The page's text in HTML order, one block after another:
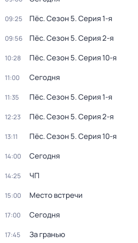
09:25 Пёс. Сезон 5. Серия 1-я
09:56 Пёс. Сезон 5. Серия 2-я
10:28 Пёс. Сезон 5. Серия 10-я
11:00 Сегодня
11:35 Пёс. Сезон 5. Серия 1-я
12:23 Пёс. Сезон 5. Серия 2-я
13:11 Пёс. Сезон 5. Серия 10-я
14:00 Сегодня
14:25 ЧП
15:00 Место встречи
17:00 Сегодня
17:45 За гранью